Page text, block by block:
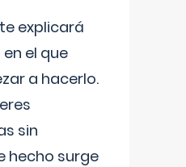
explicará
el que
a hacerlo.
sin
hecho surge